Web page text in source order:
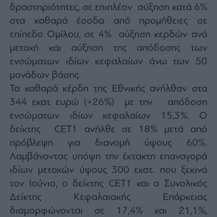
δραστηριότητες, σε επιπλέον αύξηση κατά 6%
στα καθαρά έσοδα από προμήθειες σε
επίπεδο Ομίλου, σε 4% αύξηση κερδών ανά
μετοχή και αύξηση της απόδοσης των
ενσώματων ιδίων κεφαλαίων άνω των 50
μονάδων βάσης.
Τα καθαρά κέρδη της Εθνικής ανήλθαν στα
344 εκατ ευρώ (+26%) με την απόδοση
ενσώματων ιδίων κεφαλαίων 15,3%. Ο
δείκτης CET1 ανήλθε σε 18% μετά από
πρόβλεψη για διανομή ύψους 60%.
Λαμβάνοντας υπόψη την έκτακτη επαναγορά
ιδίων μετοχών ύψους 300 εκατ. που ξεκινά
τον Ιούνιο, o δείκτης CET1 και ο Συνολικός
Δείκτης Κεφαλαιακής Επάρκειας
διαμορφώνονται σε 17,4% και 21,1%,